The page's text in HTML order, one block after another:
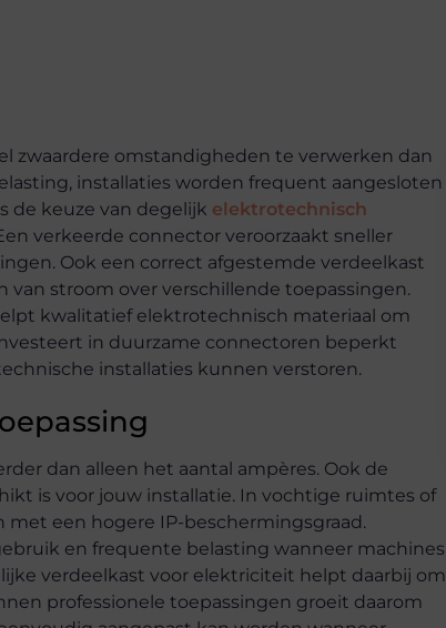
zwaardere omstandigheden te verwerken dan
installaties worden frequent aangesloten
de keuze van degelijk elektrotechnisch
verkeerde connector veroorzaakt sneller
Ook een correct afgestemde verdeelkast
stroom over verschillende toepassingen.
kwalitatief elektrotechnisch materiaal om
in duurzame connectoren beperkt
installaties kunnen verstoren.
dan alleen het aantal ampères. Ook de
is voor jouw installatie. In vochtige ruimtes of
een hogere IP-beschermingsgraad.
en frequente belasting wanneer machines
verdeelkast voor elektriciteit helpt daarbij om
professionele toepassingen groeit daarom